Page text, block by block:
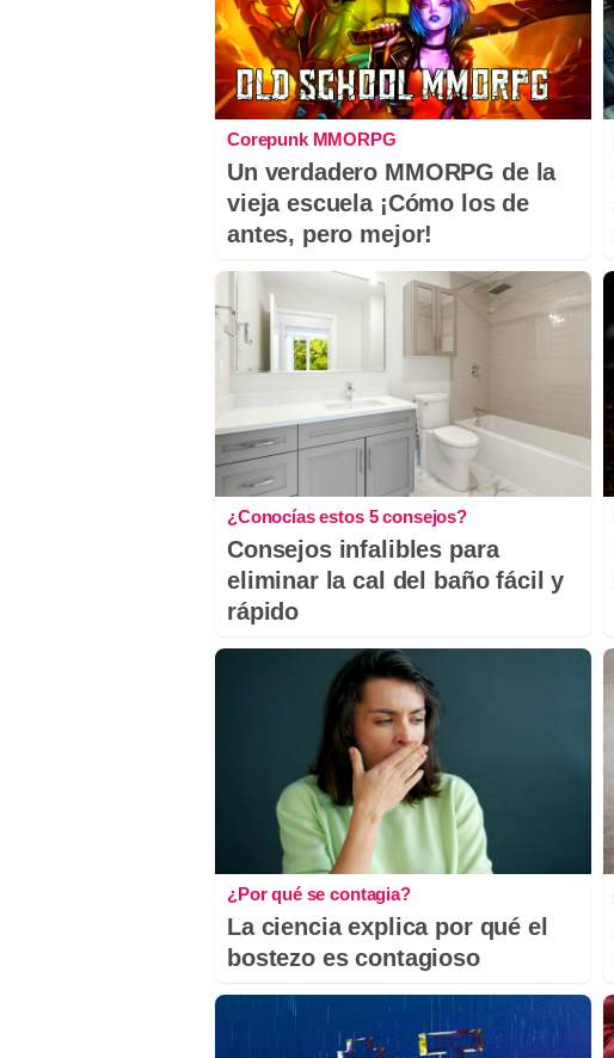
Corepunk MMORPG
Un verdadero MMORPG de la
vieja escuela ¡Cómo los de
antes, pero mejor!
¿Conocías estos 5 consejos?
Consejos infalibles para
eliminar la cal del baño fácil y
rápido
¿Por qué se contagia?
La ciencia explica por qué el
bostezo es contagioso